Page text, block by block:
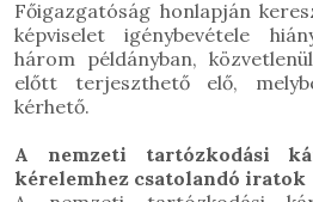
Főigazgatóság honlapján
képviselet igénybevétele
három példányban,
előtt terjeszthető elő,
kérhető.
A nemzeti tartózkodási
kérelemhez csatolandó iratok